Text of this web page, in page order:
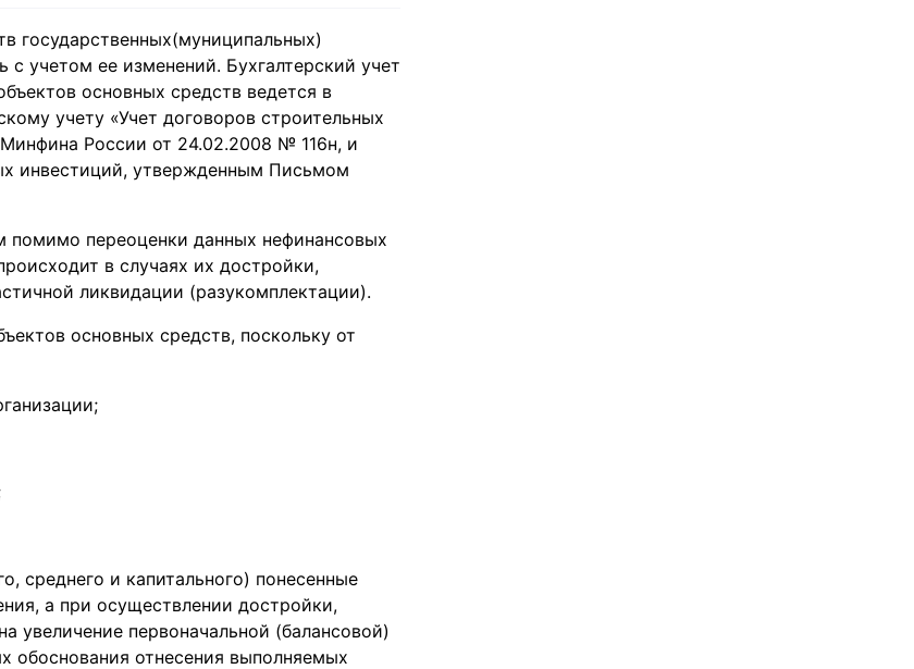
государственных(муниципальных)
учетом ее изменений. Бухгалтерский учет
основных средств ведется в
учету «Учет договоров строительных
России от 24.02.2008 № 116н, и
инвестиций, утвержденным Письмом
помимо переоценки данных нефинансовых
в случаях их достройки,
ликвидации (разукомплектации).
основных средств, поскольку от
среднего и капитального) понесенные
а при осуществлении достройки,
увеличение первоначальной (балансовой)
обоснования отнесения выполняемых